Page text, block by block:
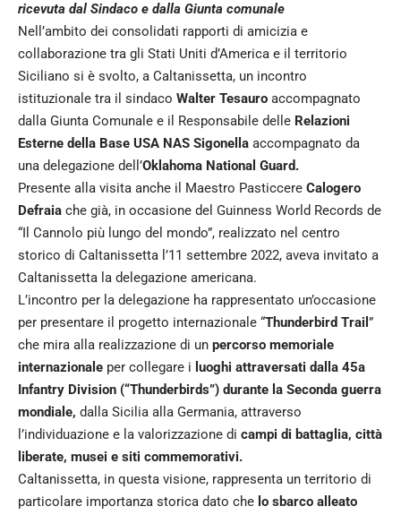
ricevuta dal Sindaco e dalla Giunta comunale
Nell’ambito dei consolidati rapporti di amicizia e
collaborazione tra gli Stati Uniti d’America e il territorio
Siciliano si è svolto, a Caltanissetta, un incontro
istituzionale tra il sindaco Walter Tesauro accompagnato
dalla Giunta Comunale e il Responsabile delle Relazioni
Esterne della Base USA NAS Sigonella accompagnato da
una delegazione dell’Oklahoma National Guard.
Presente alla visita anche il Maestro Pasticcere Calogero
Defraia che già, in occasione del Guinness World Records de
“Il Cannolo più lungo del mondo”, realizzato nel centro
storico di Caltanissetta l’11 settembre 2022, aveva invitato a
Caltanissetta la delegazione americana.
L’incontro per la delegazione ha rappresentato un’occasione
per presentare il progetto internazionale “Thunderbird Trail ”
che mira alla realizzazione di un percorso memoriale
internazionale per collegare i luoghi attraversati dalla 45a
Infantry Division (“Thunderbirds”) durante la Seconda guerra
mondiale, dalla Sicilia alla Germania, attraverso
l’individuazione e la valorizzazione di campi di battaglia, città
liberate, musei e siti commemorativi.
Caltanissetta, in questa visione, rappresenta un territorio di
particolare importanza storica dato che lo sbarco alleato